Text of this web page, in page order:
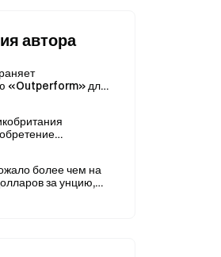
автора
«Outperform» для
как выручка
опровергнув
Warner
более чем на
за унцию,
на фоне